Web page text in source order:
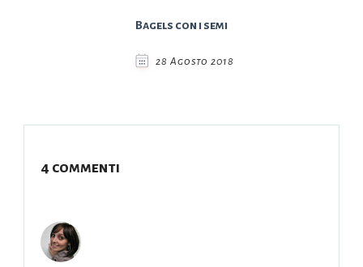
Bagels con i semi
28 Agosto 2018
4 commenti